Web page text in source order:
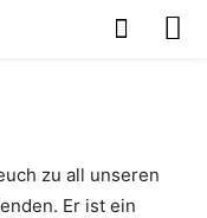
zu all unseren
Er ist ein